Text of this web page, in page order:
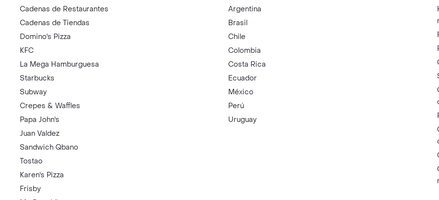
Cadenas de Restaurantes
Cadenas de Tiendas
Domino's Pizza
KFC
La Mega Hamburguesa
Starbucks
Subway
Crepes & Waffles
Papa John's
Juan Valdez
Sandwich Qbano
Tostao
Karen's Pizza
Frisby
Argentina
Brasil
Chile
Colombia
Costa Rica
Ecuador
México
Perú
Uruguay